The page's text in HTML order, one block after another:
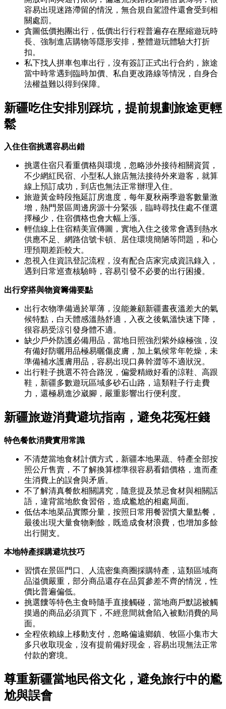
容易出現迷路滯留的情況，無合規自駕證件還會受到相
關處罰。
貪圖低價抱團出行，低價出行行程普遍存在壓縮遊玩時
長、強制進店購物等隱形安排，整體遊玩體驗大打折
扣。
私下找人拼車包車出行，沒有簽訂正式出行合約，旅途
當中時常遇到臨時加價、私自更改路線等情況，自身合
法權益難以得到保障。
新疆吃住安排別踩坑，提前規劃旅途更輕
鬆
入住住宿挑選容易出錯
挑選住宿只看重價格與環境，忽略涉外接待相關資質，
不少網紅民宿、小型私人旅店無法接待外來遊客，就算
線上預訂成功，到店也無法正常辦理入住。
旅遊黃金時段拖延訂房進度，每年夏秋兩季遊客數量激
增，熱門景區周邊房源十分緊張，臨時尋找住處不僅選
擇極少，住宿價格也會大幅上漲。
輕信線上住宿精美宣傳圖，實地入住之後常會遇到熱水
供應不足、網路信號卡頓、居住環境簡陋等問題，和心
理預期差距較大。
忽視入住資訊登記流程，沒有配合店家完成資訊錄入，
遇到日常巡查核驗時，容易引發不必要的出行困擾。
出行穿搭與物資籌備要點
出行衣物準備過於單薄，沒能兼顧新疆晝夜溫差大的氣
候特點，白天體感溫熱舒適，入夜之後氣溫快速下降，
很容易受涼引發身體不適。
缺少戶外防護必備用品，當地日照強烈紫外線極強，沒
有備好防曬用品極易曬傷皮膚，加上氣候常年乾燥，未
準備補水護膚用品，容易出現口鼻幹澀等不適狀況。
出行鞋子挑選不符合路況，偏愛精緻好看的涼鞋、高跟
鞋，新疆多數遊玩區域多砂石山路，這類鞋子行走費
力，還極易進沙崴腳，嚴重影響出行便利度。
新疆旅遊消費避坑指南，避免花冤枉錢
特色餐飲消費實用常識
不清楚當地食材計價方式，新疆本地果蔬、特產全部按
照公斤售賣，不了解換算標準很容易看錯價格，進而產
生消費上的誤會與矛盾。
不了解清真餐飲相關講究，隨意提及禁忌食材與相關話
語，違背當地飲食習俗，造成尷尬的相處局面。
低估本地菜品實際分量，按照日常用餐習慣大量點餐，
最後出現大量食物剩餘，既造成食材浪費，也增加多餘
出行開支。
本地特產採購避坑技巧
習慣在景區門口、人流密集商圈採購特產，這類區域商
品溢價嚴重，部分商品還存在品質參差不齊的情況，性
價比普遍偏低。
挑選饢等特色主食時隨手直接觸碰，當地商戶默認被觸
摸過的商品必須買下，不經意間就會陷入被動消費的局
面。
全程依賴線上移動支付，忽略偏遠鄉鎮、牧區小集市大
多只收取現金，沒有提前備好現金，容易出現無法正常
付款的窘境。
尊重新疆當地民俗文化，避免旅行中的尷
尬與誤會